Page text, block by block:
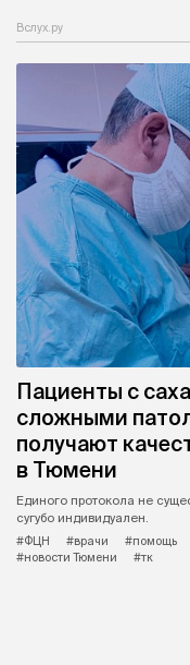
Вслух.ру
Пациенты с
сложными
получают
в Тюмени
Единого протокола не
сугубо индивидуален.
#ФЦН
#врачи #помощь
#новости Тюмени
#тк